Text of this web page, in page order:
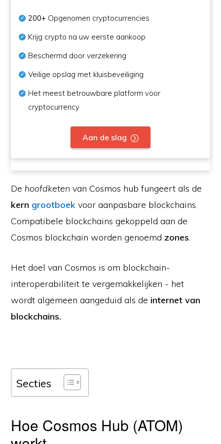
200+ Opgenomen cryptocurrencies
Krijg crypto na uw eerste aankoop
Beschermd door verzekering
Veilige opslag met kluisbeveiliging
Het meest betrouwbare platform voor
cryptocurrency
Aan de slag
De hoofdketen van Cosmos hub fungeert als de
kern grootboek voor aanpasbare blockchains.
Compatibele blockchains gekoppeld aan de
Cosmos blockchain worden genoemd zones.
Het doel van Cosmos is om blockchain-
interoperabiliteit te vergemakkelijken - het
wordt algemeen aangeduid als de internet van
blockchains.
Secties
Hoe Cosmos Hub (ATOM)